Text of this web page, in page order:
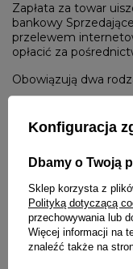
Zapłata za towar
bankowy
przelewem
opłacić za
Obowiązują dwa
przelewem przed
należy uregulować
przelewu wpisując
Płatność przy
uiszczana jest przy
Jeżeli wybrali
tradycyjnym
Konfiguracja
Dbamy o Twoją
Sklep korzysta z
Polityką dotyczącą
przechowywania lub
Więcej informacji na
znaleźć także na